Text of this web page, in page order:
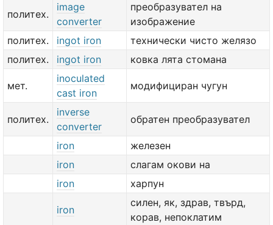
политех.
image
converter
преобразувател на
изображение
политех.
ingot iron
технически чисто желязо
политех.
ingot iron ковка лята стомана
мет.
inoculated
cast iron
модифициран чугун
политех.
inverse
converter
обратен преобразувател
iron
железен
iron
слагам окови на
iron
харпун
iron
силен, як, здрав, твърд,
корав, непоклатим